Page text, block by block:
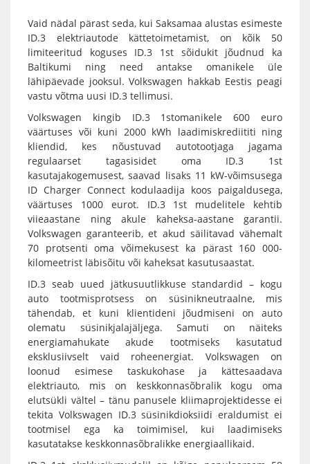
Vaid nädal pärast seda, kui Saksamaa alustas esimeste
ID.3 elektriautode kättetoimetamist, on kõik 50
limiteeritud koguses ID.3 1st sõidukit jõudnud ka
Baltikumi ning need antakse omanikele üle
lähipäevade jooksul. Volkswagen hakkab Eestis peagi
vastu võtma uusi ID.3 tellimusi.
Volkswagen kingib ID.3 1stomanikele 600 euro
väärtuses või kuni 2000 kWh laadimiskrediititi ning
kliendid, kes nõustuvad autotootjaga jagama
regulaarset tagasisidet oma ID.3 1st
kasutajakogemusest, saavad lisaks 11 kW-võimsusega
ID Charger Connect kodulaadija koos paigaldusega,
väärtuses 1000 eurot. ID.3 1st mudelitele kehtib
viieaastane ning akule kaheksa-aastane garantii.
Volkswagen garanteerib, et akud säilitavad vähemalt
70 protsenti oma võimekusest ka pärast 160 000-
kilomeetrist läbisõitu või kaheksat kasutusaastat.
ID.3 seab uued jätkusuutlikkuse standardid – kogu
auto tootmisprotsess on süsinikneutraalne, mis
tähendab, et kuni klientideni jõudmiseni on auto
olematu süsinikjalajäljega. Samuti on näiteks
energiamahukate akude tootmiseks kasutatud
eksklusiivselt vaid roheenergiat. Volkswagen on
loonud esimese taskukohase ja kättesaadava
elektriauto, mis on keskkonnasõbralik kogu oma
elutsükli vältel – tänu panusele kliimaprojektidesse ei
tekita Volkswagen ID.3 süsinikdioksiidi eraldumist ei
tootmisel ega ka toimimisel, kui laadimiseks
kasutatakse keskkonnasõbralikke energiaallikaid.